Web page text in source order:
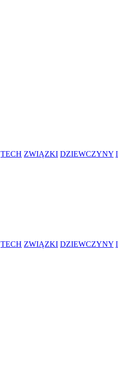
TECH ZWIĄZKI DZIEWCZYNY
TECH ZWIĄZKI DZIEWCZYNY